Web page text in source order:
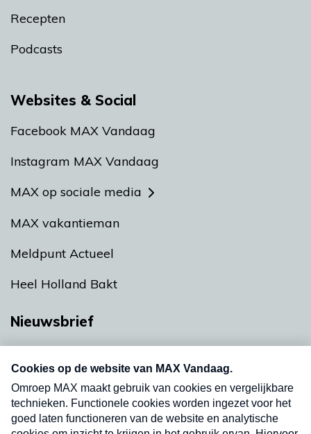
Recepten
Podcasts
Websites & Social
Facebook MAX Vandaag
Instagram MAX Vandaag
MAX op sociale media
MAX vakantieman
Meldpunt Actueel
Heel Holland Bakt
Nieuwsbrief
nieuwsbrief. Elke vrijdag- en dinsdagochtend in
uw mailbox.
Verzend